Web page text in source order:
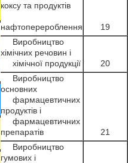
коксу та продуктів
нафтоперероблення
19
Виробництво
хімічних речовин і
хімічної продукції
20
Виробництво
основних
фармацевтичних
продуктів і
фармацевтичних
препаратів
21
Виробництво
гумових і